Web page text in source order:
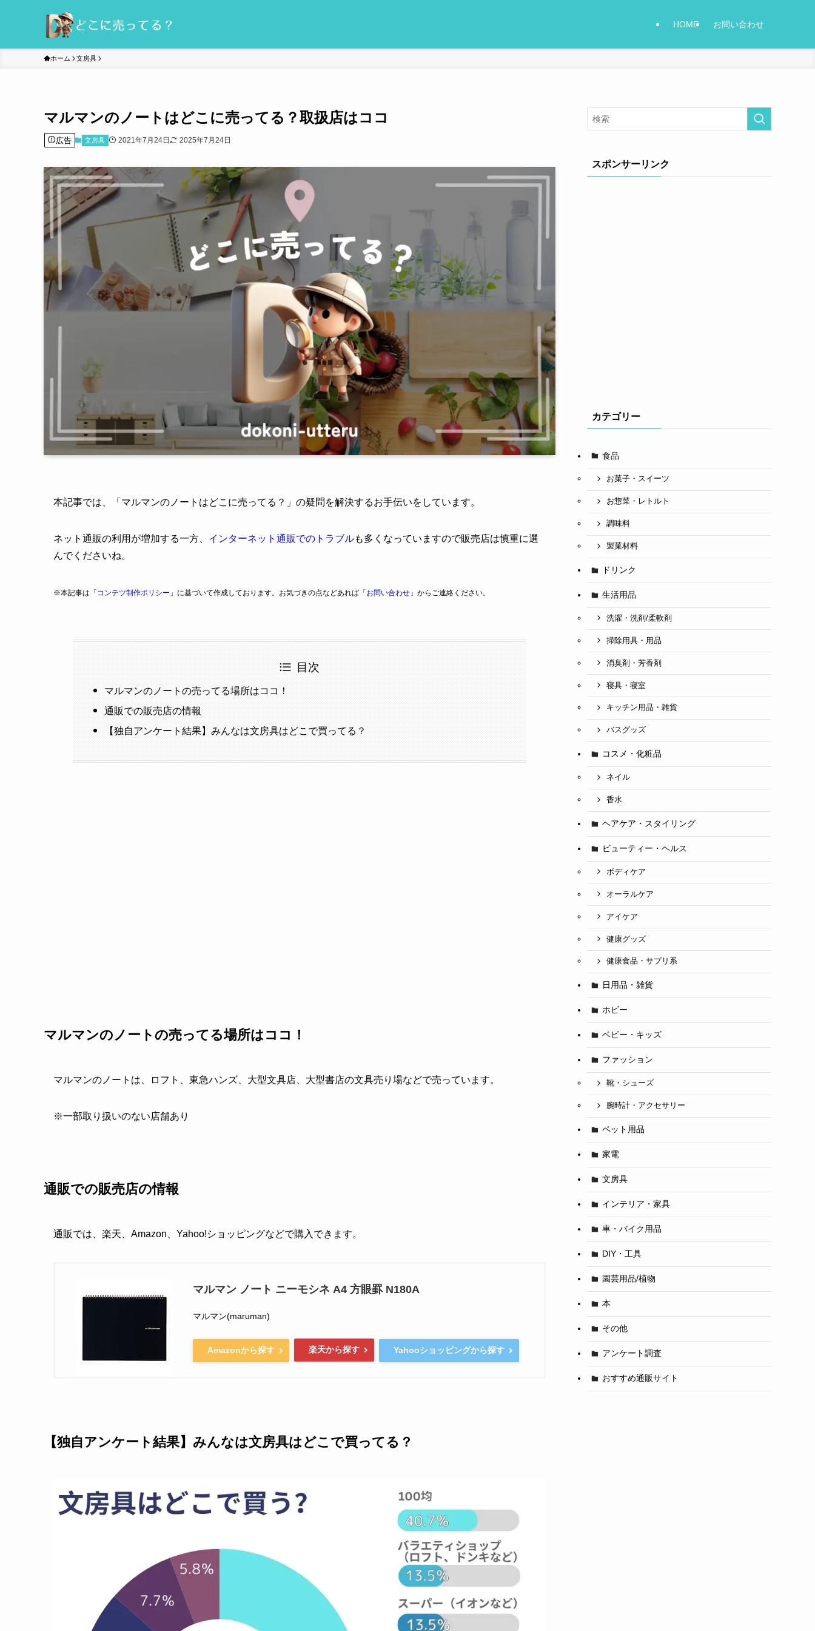
HOME お問い合わせ
ホーム 文房具
マルマンのノートはどこに売ってる？取扱店はココ
広告 文房具 2021年7月24日 2025年7月24日
本記事では、「マルマンのノートはどこに売ってる？」の疑問を解決するお手伝いをしています。
ネット通販の利用が増加する一方、 インターネット通販でのトラブルも多くなっていますので販売店は慎重に選
んでくださいね。
※本記事は「 コンテツ制作ポリシー 」に基づいて作成しております。お気づきの点などあれば「 お問い合わせ 」からご連絡ください。
目次
マルマンのノートの売ってる場所はココ！
通販での販売店の情報
【独自アンケート結果】みんなは文房具はどこで買ってる？
マルマンのノートの売ってる場所はココ！
マルマンのノートは、ロフト、東急ハンズ、大型文具店、大型書店の文具売り場などで売っています。
※一部取り扱いのない店舗あり
通販での販売店の情報
通販では、楽天、Amazon、Yahoo!ショッピングなどで購入できます。
マルマン ノート ニーモシネ A4 方眼罫 N180A
マルマン(maruman)
Amazonから探す 楽天から探す Yahooショッピングから探す
【独自アンケート結果】みんなは文房具はどこで買ってる？
スポンサーリンク
カテゴリー
食品
お菓子・スイーツ
お惣菜・レトルト
調味料
製菓材料
ドリンク
生活用品
洗濯・洗剤/柔軟剤
掃除用具・用品
消臭剤・芳香剤
寝具・寝室
キッチン用品・雑貨
バスグッズ
コスメ・化粧品
ネイル
香水
ヘアケア・スタイリング
ビューティー・ヘルス
ボディケア
オーラルケア
アイケア
健康グッズ
健康食品・サプリ系
日用品・雑貨
ホビー
ベビー・キッズ
ファッション
靴・シューズ
腕時計・アクセサリー
ペット用品
家電
文房具
インテリア・家具
車・バイク用品
DIY・工具
園芸用品/植物
本
その他
アンケート調査
おすすめ通販サイト